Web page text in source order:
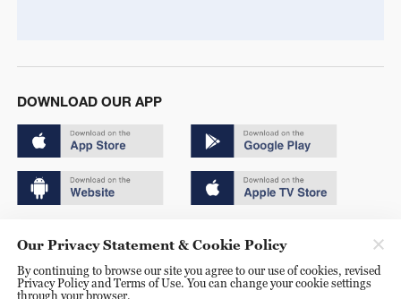
DOWNLOAD OUR APP
京ICP备20000184号
京公网安备 11010502050052号
Our Privacy Statement & Cookie Policy
By continuing to browse our site you agree to our use of cookies, revised
Privacy Policy and Terms of Use. You can change your cookie settings
through your browser.